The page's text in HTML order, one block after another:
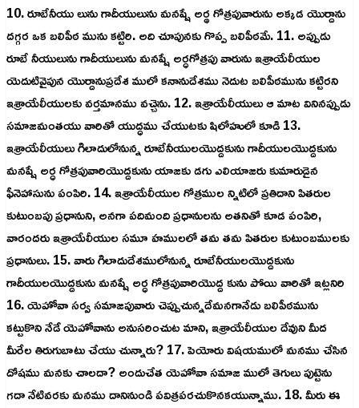
10. రూబేనీయు లును గాదీయులును మనష్షే అర్థ గోత్రపువారును అక్కడ యొర్దాను
దగ్గర ఒక బలిపీఠ మును కట్టిరి. అది చూపునకు గొప్ప బలిపీఠమే. 11. అప్పుడు
రూబే నీయులును గాదీయులును మనష్షే అర్ధగోత్రపు వారును ఇశ్రాయేలీయుల
యెదుటివైపున యొర్దానుప్రదేశ ములో కనానుదేశము నెదుట బలిపీఠమును కట్టిరని
ఇశ్రాయేలీయులకు వర్తమానము వచ్చెను. 12. ఇశ్రాయేలీయులు ఆ మాట వినినప్పుడు
సమాజమంతయు వారితో యుద్ధము చేయుటకు షిలోహులో కూడి 13.
ఇశ్రాయేలీయులు గిలాదులోనున్న రూబేనీయులయొద్దకును గాదీయులయొద్దకును
మనష్షే అర్ధ గోత్రపువారియొద్దకును యాజకు డగు ఎలియాజరు కుమారుడైన
ఫీనెహాసును పంపిరి. 14. ఇశ్రాయేలీయుల గోత్రముల న్నిటిలో ప్రతిదాని పితరుల
కుటుంబపు ప్రధానుని, అనగా పదిమంది ప్రధానులను అతనితో కూడ పంపిరి,
వారందరు ఇశ్రాయేలీయుల సమూ హములలో తమ తమ పితరుల కుటుంబములకు
ప్రధానులు. 15. వారు గిలాదుదేశములోనున్న రూబేనీయులయొద్దకును
గాదీయులయొద్దకును మనష్షే అర్ధ గోత్రపువారియొద్ద కును పోయి వారితో ఇట్లనిరి
16. యెహోవా సర్వ సమాజపువారు చెప్పుచున్నదేమనగానేడు బలిపీఠమును
కట్టుకొని నేడే యెహోవాను అనుసరించుట మాని, ఇశ్రాయేలీయుల దేవుని మీద
మీరేల తిరుగుబాటు చేయు చున్నారు? 17. పెయోరు విషయములో మనము చేసిన
దోషము మనకు చాలదా? అందుచేత యెహోవా సమాజ ములో తెగులు పుట్టెను
గదా నేటివరకు మనము దానినుండి పవిత్రపరచుకొనకయున్నాము. 18. మీరు ఈ